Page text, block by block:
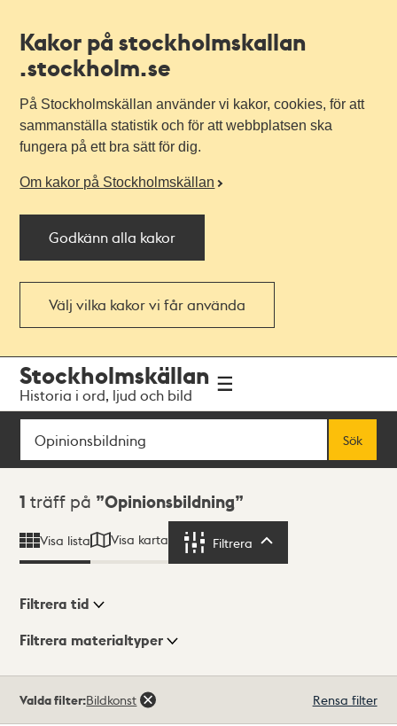
Kakor på stockholmskallan
.stockholm.se
På Stockholmskällan använder vi kakor, cookies, för att
sammanställa statistik och för att webbplatsen ska
fungera på ett bra sätt för dig.
Om kakor på Stockholmskällan
Godkänn alla kakor
Välj vilka kakor vi får använda
navigationen
huvudinnehållet
Stockholmskällan
Historia i ord, ljud och bild
Sök
Sök
Sökresultat
1 träff på Opinionsbildning
Visa lista Visa karta Filtrera
Visningsläge
Filtrera tid
Filtrera materialtyper
träffar
Valda filter:Bildkonst Rensa filter